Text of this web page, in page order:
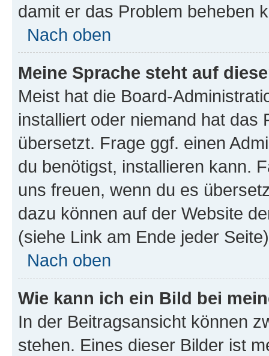
damit er das Problem beheben
Nach oben
Meine Sprache steht auf
Meist hat die Board-
installiert oder niemand hat das
übersetzt. Frage ggf. einen
du benötigst, installieren kann.
uns freuen, wenn du es
dazu können auf der Website
(siehe Link am Ende jeder
Nach oben
Wie kann ich ein Bild bei
In der Beitragsansicht können
stehen. Eines dieser Bilder ist